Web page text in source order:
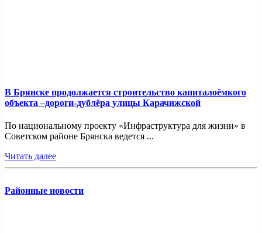
В Брянске продолжается строительство капиталоёмкого
объекта –дороги-дублёра улицы Карачижской
По национальному проекту «Инфраструктура для жизни» в
Советском районе Брянска ведется ...
Читать далее
Районные новости